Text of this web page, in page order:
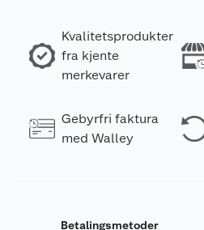
Kvalitetsprodukter
fra kjente
merkevarer
Gebyrfri faktura
med Walley
Betalingsmetoder